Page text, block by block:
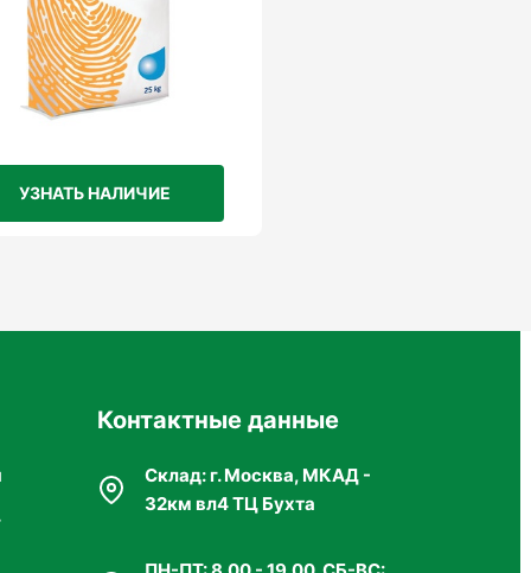
УЗНАТЬ НАЛИЧИЕ
Контактные данные
Склад: г. Москва, МКАД -
32км вл4 ТЦ Бухта